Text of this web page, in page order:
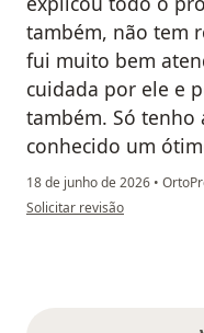
também, não tem
fui muito bem
cuidada por ele e
também. Só tenho
conhecido um
18 de junho de 2026 •
na opinião do utilizador Giulia
Solicitar revisão